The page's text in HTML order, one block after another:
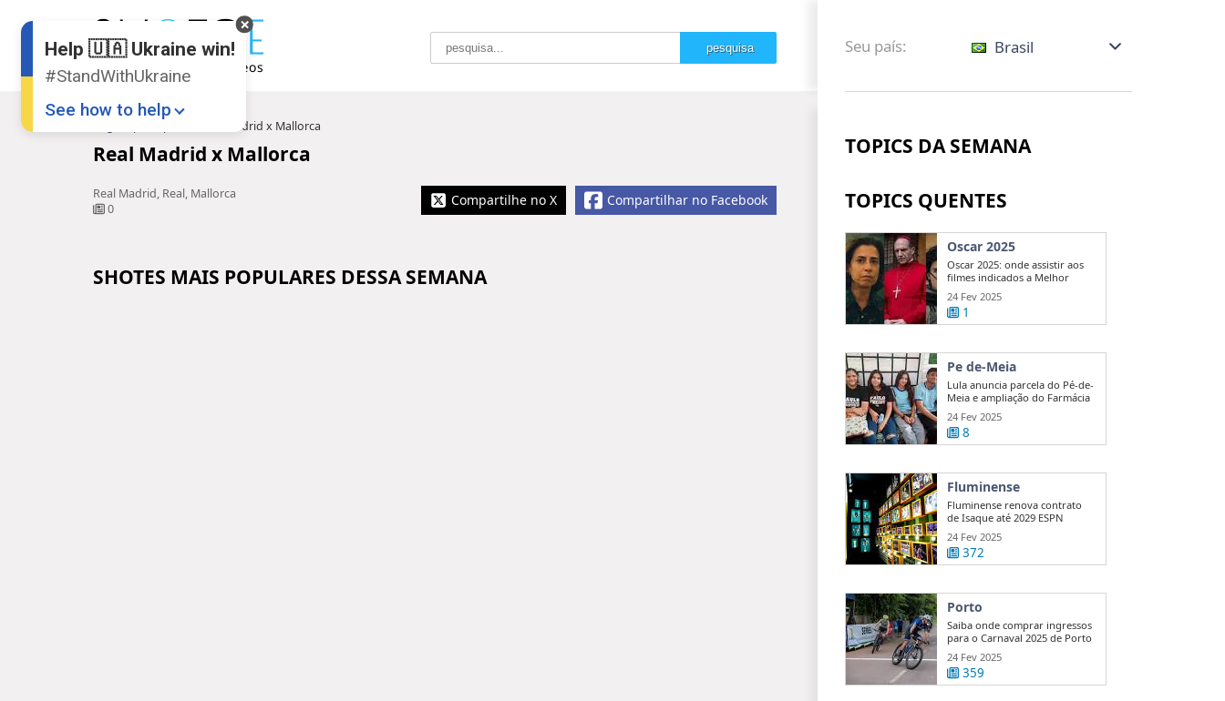
Seu país: Brasil
Real Madrid x Mallorca
Real Madrid x Mallorca
Real Madrid, Real, Mallorca
0
Compartilhar no Facebook
Compartilhe no X
SHOTES MAIS POPULARES DESSA SEMANA
TOPICS DA SEMANA
TOPICS QUENTES
Oscar 2025
Oscar 2025: onde assistir aos
filmes indicados a Melhor
Direção?
24 Fev 2025
1
Pe de-Meia
Lula anuncia parcela do Pé-de-
Meia e ampliação do Farmácia
...24 Fev 2025
8
Fluminense
Fluminense renova contrato
de Isaque até 2029 ESPN
24 Fev 2025
372
Porto
Saiba onde comprar ingressos
para o Carnaval 2025 de Porto
...24 Fev 2025
359
Help 🇺🇦 Ukraine win!
#StandWithUkraine
See how to help
💸